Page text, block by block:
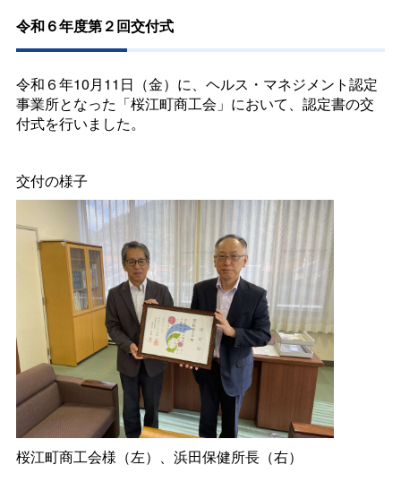
令和６年度第２回交付式
令和６年10月11日（金）に、ヘルス・マネジメント認定
事業所となった「桜江町商工会」において、認定書の交
付式を行いました。
交付の様子
桜江町商工会様（左）、浜田保健所長（右）